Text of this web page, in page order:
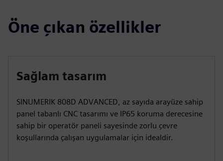
Öne çıkan özellikler
Sağlam tasarım
SINUMERIK 808D ADVANCED, az sayıda arayüze sahip
panel tabanlı CNC tasarımı ve IP65 koruma derecesine
sahip bir operatör paneli sayesinde zorlu çevre
koşullarında çalışan uygulamalar için idealdir.